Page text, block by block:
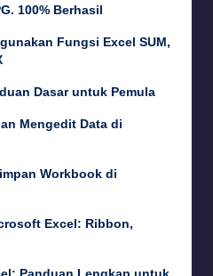
100% Berhasil
Fungsi Excel SUM,
Dasar untuk Pemula
Mengedit Data di
Workbook di
Excel: Ribbon,